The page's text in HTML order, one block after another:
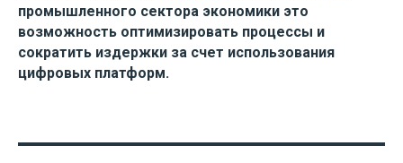
промышленного сектора экономики это
возможность оптимизировать процессы и
сократить издержки за счет использования
цифровых платформ.